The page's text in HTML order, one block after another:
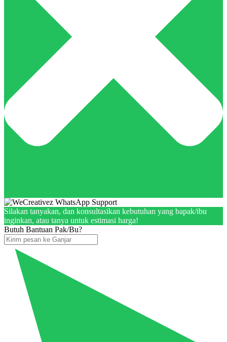
Silakan tanyakan, dan konsultasikan kebutuhan yang bapak/ibu
inginkan, atau tanya untuk estimasi harga!
Butuh Bantuan Pak/Bu?